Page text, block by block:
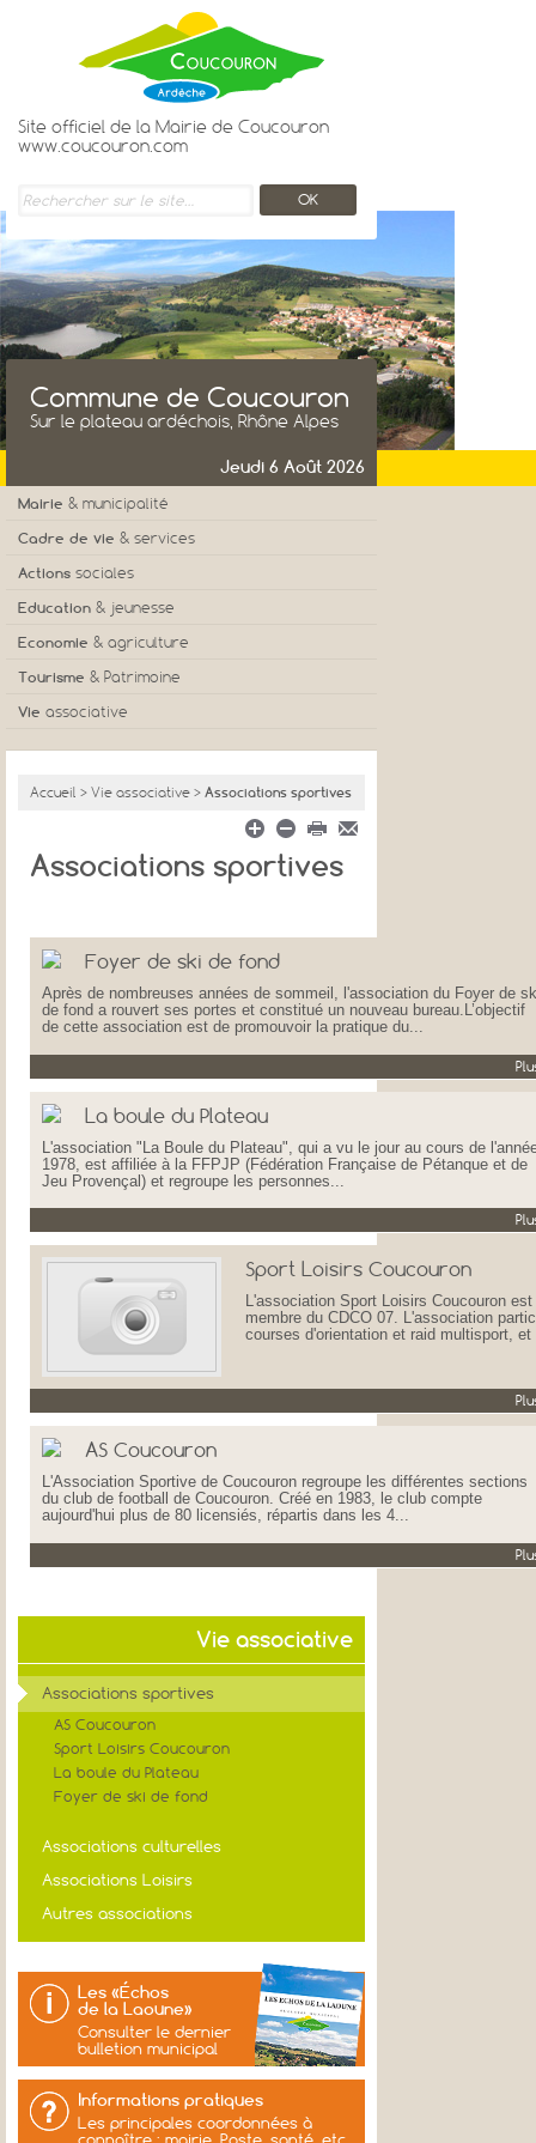
Commune de Coucouron
Sur le plateau ardéchois, Rhône Alpes
Jeudi 6 Août 2026
Mairie & municipalité
Les élus
Conseils municipaux
Finances communales
Communauté de communes
Cadre de vie & services
Urbanisme
Logement / Lotissements
Déchetterie & ordures ménagères
Centre de secours
Actions sociales
CCAS
ADMR
Maison de retraite
Education & jeunesse
Micro-crèche
Ecoles
Centre aéré
Economie & agriculture
Commerces, artisans et entreprises
Zone d'activité
Tourisme & Patrimoine
Hébergements
Gite de groupes
Patrimoine
Vie associative
Associations sportives
Accueil > Vie associative > Associations sportives
Associations sportives
Foyer de ski de fond
Après de nombreuses années de sommeil, l'association du Foyer de
de fond a rouvert ses portes et constitué un nouveau bureau.L’objectif
de cette association est de promouvoir la pratique du...
La boule du Plateau
L'association "La Boule du Plateau", qui a vu le jour au cours de
1978, est affiliée à la FFPJP (Fédération Française de Pétanque et de
Jeu Provençal) et regroupe les personnes...
Sport Loisirs Coucouron
L'association Sport Loisirs Coucouron
membre du CDCO 07. L'association
courses d'orientation et raid multisport, et
AS Coucouron
L'Association Sportive de Coucouron regroupe les différentes sections
du club de football de Coucouron. Créé en 1983, le club compte
aujourd'hui plus de 80 licensiés, répartis dans les 4...
Vie associative
Associations sportives
AS Coucouron
Sport Loisirs Coucouron
La boule du Plateau
Foyer de ski de fond
Associations culturelles
Associations Loisirs
Autres associations
Les «Échos
de la Laoune»
Consulter le dernier
bulletion municipal
Informations pratiques
Les principales coordonnées à
connaître : mairie, Poste, santé, etc.
Site officiel de la Mairie de Coucouron
www.coucouron.com